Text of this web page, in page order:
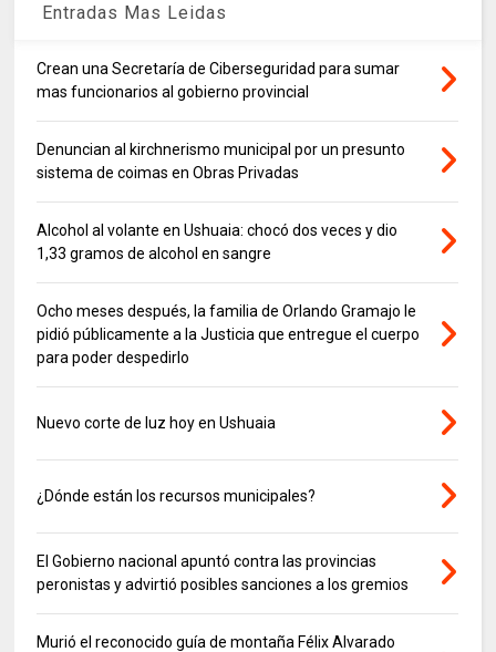
Entradas Mas Leidas
Crean una Secretaría de Ciberseguridad para sumar
mas funcionarios al gobierno provincial
Denuncian al kirchnerismo municipal por un presunto
sistema de coimas en Obras Privadas
Alcohol al volante en Ushuaia: chocó dos veces y dio
1,33 gramos de alcohol en sangre
Ocho meses después, la familia de Orlando Gramajo le
pidió públicamente a la Justicia que entregue el cuerpo
para poder despedirlo
Nuevo corte de luz hoy en Ushuaia
¿Dónde están los recursos municipales?
El Gobierno nacional apuntó contra las provincias
peronistas y advirtió posibles sanciones a los gremios
Murió el reconocido guía de montaña Félix Alvarado